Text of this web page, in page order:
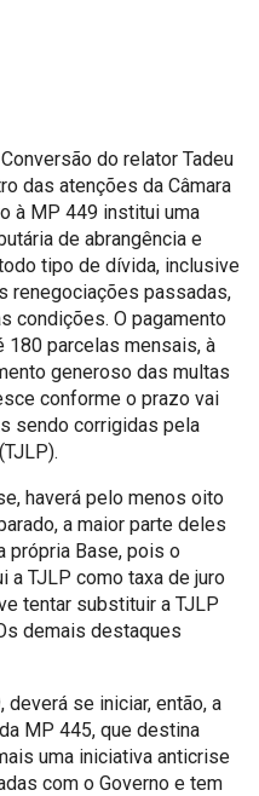
do relator Tadeu
das atenções da Câmara
à MP 449 institui uma
de abrangência e
tipo de dívida, inclusive
renegociações passadas,
condições. O pagamento
parcelas mensais, à
generoso das multas
conforme o prazo vai
sendo corrigidas pela
haverá pelo menos oito
a maior parte deles
própria Base, pois o
a TJLP como taxa de juro
tentar substituir a TJLP
demais destaques
se iniciar, então, a
MP 445, que destina
uma iniciativa anticrise
com o Governo e tem